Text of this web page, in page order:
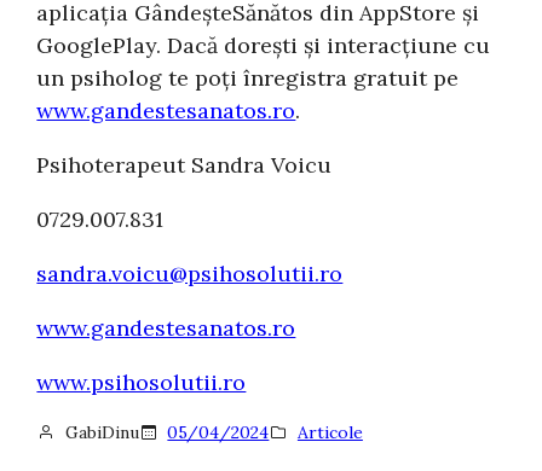
aplicația GândeșteSănătos din AppStore și
GooglePlay. Dacă dorești și interacțiune cu
un psiholog te poți înregistra gratuit pe
www.gandestesanatos.ro.
Psihoterapeut Sandra Voicu
0729.007.831
sandra.voicu@psihosolutii.ro
www.gandestesanatos.ro
www.psihosolutii.ro
GabiDinu 05/04/2024 Articole